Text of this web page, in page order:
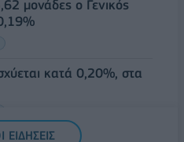
μονάδες ο Γενικός
κατά 0,20%, στα
ΕΙΔΗΣΕΙΣ